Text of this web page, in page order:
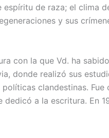
de raza; el clima
y sus
con la que Vd. ha
donde realizó sus
clandestinas.
a la escritura. En